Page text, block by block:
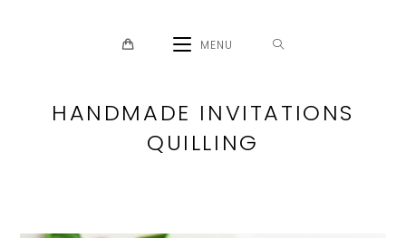
MENU
HANDMADE INVITATIONS
QUILLING